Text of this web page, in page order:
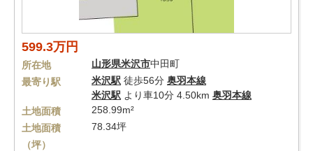
599.3万円
所在地 山形県米沢市中田町
最寄り駅
米沢駅 徒歩56分 奥羽本線
米沢駅 より車10分 4.50km 奥羽本線
土地面積
258.99m²
土地面積
（坪）
78.34坪